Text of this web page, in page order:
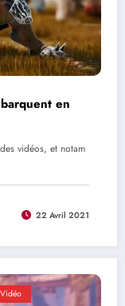
en
vidéos, et notam
22 Avril 2021
Vidéo